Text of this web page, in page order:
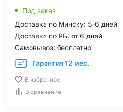
Под заказ
Доставка по Минску: 5-6 дней
Доставка по РБ: от 6 дней
Самовывоз: бесплатно,
Гарантия 12 мес.
В избранное
В сравнение